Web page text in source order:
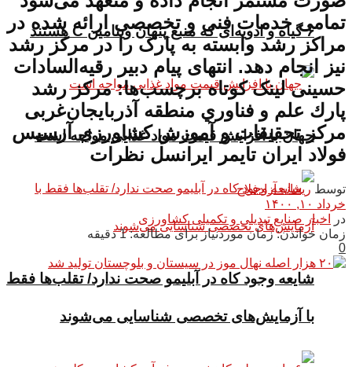
۶ گیاه و ادویه‌ای که منبع پنهان ویتامین C هستند
جهان با افزایش قیمت مواد غذایی مواجه است
شایعه وجود کاه در آبلیمو صحت ندارد/ تقلب‌ها فقط
با آزمایش‌های تخصصی شناسایی می‌شوند
تمامی خدمات فنی و تخصصی ارائه شده در
مراکز رشد وابسته به پارک را در مرکز رشد
نیز انجام دهد. انتهای پیام دبیر رقیه‌السادات
حسینی لینک کوتاه برچسب‌ها: مركز رشد
پارك علم و فناوري منطقه آذربایجان‌غربی
مرکز تحقیقات و آموزش کشاورزی آرسیس
فولاد ایران تایمر ایرانسل نظرات
توسط ریحانه آزادفلاح
خرداد ۱۰, ۱۴۰۰
در
اخبار صنایع تبدیلی و تکمیلی کشاورزی
زمان خواندن: زمان موردنیاز برای مطالعه: 1 دقیقه
0